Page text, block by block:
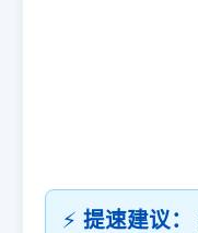
⚡ 提速建议：